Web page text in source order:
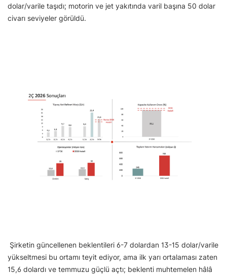
dolar/varile taşıdı; motorin ve jet yakıtında varil başına 50 dolar
civarı seviyeler görüldü.
Şirketin güncellenen beklentileri 6-7 dolardan 13-15 dolar/varile
yükseltmesi bu ortamı teyit ediyor, ama ilk yarı ortalaması zaten
15,6 dolardı ve temmuzu güçlü açtı; beklenti muhtemelen hâlâ